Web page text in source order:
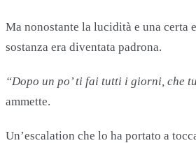
Ma nonostante la lucidità e una certa
sostanza era diventata padrona.
“Dopo un po’ ti fai tutti i giorni, che
ammette.
Un’escalation che lo ha portato a